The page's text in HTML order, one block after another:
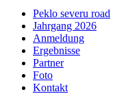
Peklo severu road
Jahrgang 2026
Anmeldung
Ergebnisse
Partner
Foto
Kontakt